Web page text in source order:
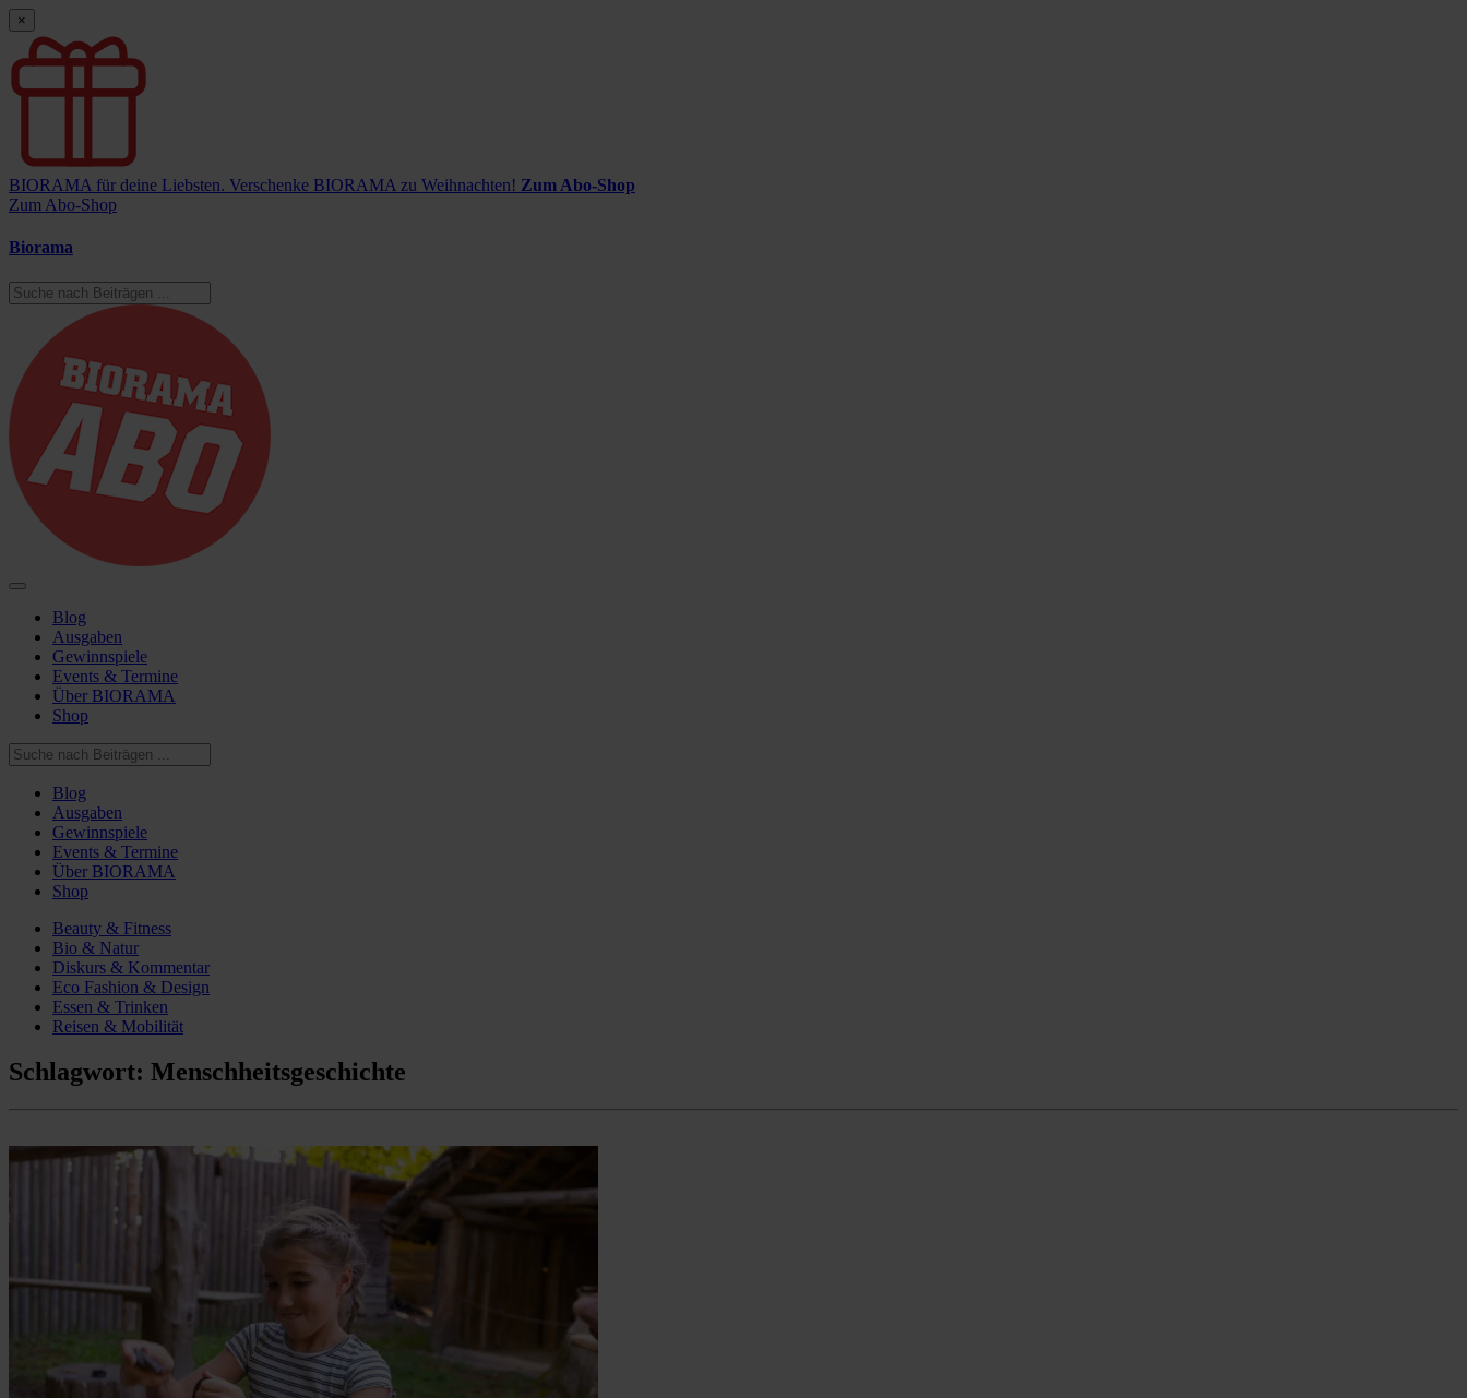
×
BIORAMA für deine Liebsten. Verschenke BIORAMA zu Weihnachten! Zum Abo-Shop
Zum Abo-Shop
Biorama
Blog
Ausgaben
Gewinnspiele
Events & Termine
Über BIORAMA
Shop
Blog
Ausgaben
Gewinnspiele
Events & Termine
Über BIORAMA
Shop
Beauty & Fitness
Bio & Natur
Diskurs & Kommentar
Eco Fashion & Design
Essen & Trinken
Reisen & Mobilität
Schlagwort: Menschheitsgeschichte